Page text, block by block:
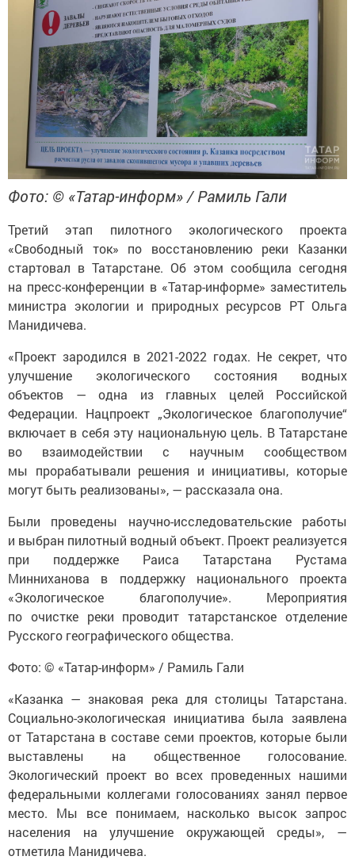
Фото: © «Татар-информ» / Рамиль Гали
Третий этап пилотного экологического проекта
«Свободный ток» по восстановлению реки Казанки
стартовал в Татарстане. Об этом сообщила сегодня
на пресс-конференции в «Татар-информе» заместитель
министра экологии и природных ресурсов РТ Ольга
Манидичева.
«Проект зародился в 2021-2022 годах. Не секрет, что
улучшение экологического состояния водных
объектов — одна из главных целей Российской
Федерации. Нацпроект „Экологическое благополучие“
включает в себя эту национальную цель. В Татарстане
во взаимодействии с научным сообществом
мы прорабатывали решения и инициативы, которые
могут быть реализованы», — рассказала она.
Были проведены научно-исследовательские работы
и выбран пилотный водный объект. Проект реализуется
при поддержке Раиса Татарстана Рустама
Минниханова в поддержку национального проекта
«Экологическое благополучие». Мероприятия
по очистке реки проводит татарстанское отделение
Русского географического общества.
Фото: © «Татар-информ» / Рамиль Гали
«Казанка — знаковая река для столицы Татарстана.
Социально-экологическая инициатива была заявлена
от Татарстана в составе семи проектов, которые были
выставлены на общественное голосование.
Экологический проект во всех проведенных нашими
федеральными коллегами голосованиях занял первое
место. Мы все понимаем, насколько высок запрос
населения на улучшение окружающей среды», —
отметила Манидичева.